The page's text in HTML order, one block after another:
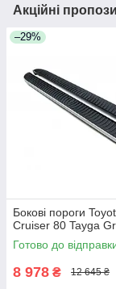
Акційні
–29%
Бокові пороги
Cruiser 80 Tayga
Готово до
8 978 ₴ 12 645 ₴